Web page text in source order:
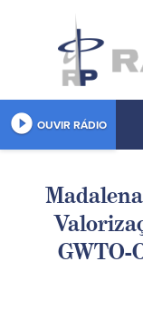
play_circle_filled OUVIR RÁDIO
GWTO-